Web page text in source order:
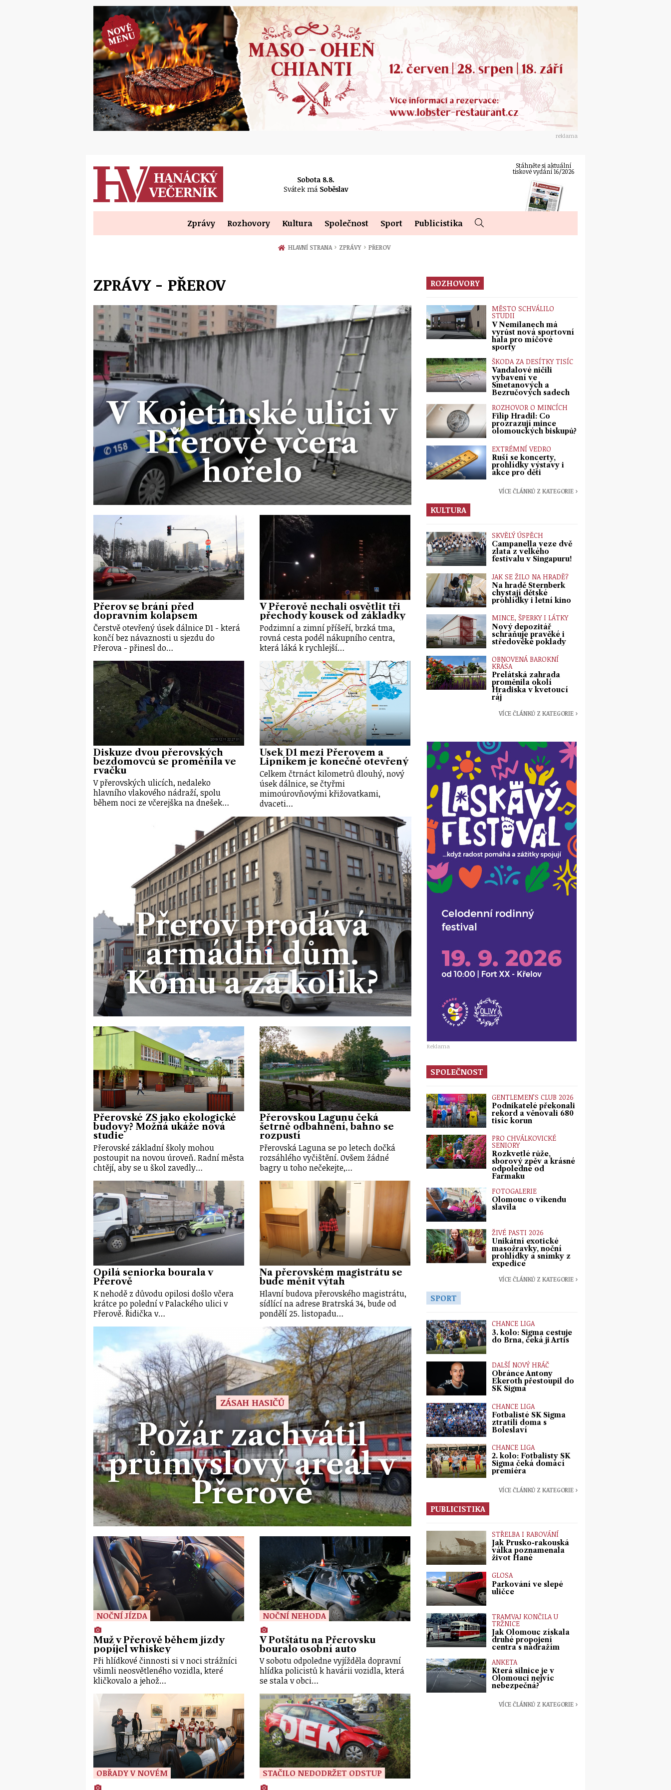
reklama
Sobota 8.8.
Svátek má Soběslav
Stáhněte si aktuální
tiskové vydání 16/2026
Zprávy Rozhovory Kultura Společnost Sport Publicistika
HLAVNÍ STRANA › ZPRÁVY › PŘEROV
ZPRÁVY - PŘEROV
V Kojetínské ulici v
Přerově včera
hořelo
Přerov se brání před
dopravním kolapsem
Čerstvě otevřený úsek dálnice D1 - která
končí bez návaznosti u sjezdu do
Přerova - přinesl do…
V Přerově nechali osvětlit tři
přechody kousek od základky
Podzimní a zimní příšeří, brzká tma,
rovná cesta podél nákupního centra,
která láká k rychlejší…
Diskuze dvou přerovských
bezdomovců se proměnila ve
rvačku
V přerovských ulicích, nedaleko
hlavního vlakového nádraží, spolu
během noci ze včerejška na dnešek…
Úsek D1 mezi Přerovem a
Lipníkem je konečně otevřený
Celkem čtrnáct kilometrů dlouhý, nový
úsek dálnice, se čtyřmi
mimoúrovňovými křižovatkami,
dvaceti…
Přerov prodává
armádní dům.
Komu a za kolik?
Přerovské ZŠ jako ekologické
budovy? Možná ukáže nová
studie
Přerovské základní školy mohou
postoupit na novou úroveň. Radní města
chtějí, aby se u škol zavedly…
Přerovskou Lagunu čeká
šetrně odbahnění, bahno se
rozpustí
Přerovská Laguna se po letech dočká
rozsáhlého vyčištění. Ovšem žádné
bagry u toho nečekejte,…
Opilá seniorka bourala v
Přerově
K nehodě z důvodu opilosi došlo včera
krátce po polední v Palackého ulici v
Přerově. Řidička v…
Na přerovském magistrátu se
bude měnit výtah
Hlavní budova přerovského magistrátu,
sídlící na adrese Bratrská 34, bude od
pondělí 25. listopadu…
ZÁSAH HASIČŮ
Požár zachvátil
průmyslový areál v
Přerově
NOČNÍ JÍZDA
Muž v Přerově během jízdy
popíjel whiskey
Při hlídkové činnosti si v noci strážníci
všimli neosvětleného vozidla, které
kličkovalo a jehož…
NOČNÍ NEHODA
V Potštátu na Přerovsku
bouralo osobní auto
V sobotu odpoledne vyjížděla dopravní
hlídka policistů k havárii vozidla, která
se stala v obci…
OBŘADY V NOVÉM STAČILO NEDODRŽET ODSTUP
ROZHOVORY
MĚSTO SCHVÁLILO
STUDII
V Nemilanech má
vyrůst nová sportovní
hala pro míčové
sporty
ŠKODA ZA DESÍTKY TISÍC
Vandalové ničili
vybavení ve
Smetanových a
Bezručových sadech
ROZHOVOR O MINCÍCH
Filip Hradil: Co
prozrazují mince
olomouckých biskupů?
EXTRÉMNÍ VEDRO
Ruší se koncerty,
prohlídky výstavy i
akce pro děti
VÍCE ČLÁNKŮ Z KATEGORIE ›
KULTURA
SKVĚLÝ ÚSPĚCH
Campanella veze dvě
zlata z velkého
festivalu v Singapuru!
JAK SE ŽILO NA HRADĚ?
Na hradě Šternberk
chystají dětské
prohlídky i letní kino
MINCE, ŠPERKY I LÁTKY
Nový depozitář
schraňuje pravěké i
středověké poklady
OBNOVENÁ BAROKNÍ
KRÁSA
Prelátská zahrada
proměnila okolí
Hradiska v kvetoucí
ráj
VÍCE ČLÁNKŮ Z KATEGORIE ›
Reklama
SPOLEČNOST
GENTLEMEN’S CLUB 2026
Podnikatelé překonali
rekord a věnovali 680
tisíc korun
PRO CHVÁLKOVICKÉ
SENIORY
Rozkvetlé růže,
sborový zpěv a krásné
odpoledne od
Farmaku
FOTOGALERIE
Olomouc o víkendu
slavila
ŽIVÉ PASTI 2026
Unikátní exotické
masožravky, noční
prohlídky a snímky z
expedice
VÍCE ČLÁNKŮ Z KATEGORIE ›
SPORT
CHANCE LIGA
3. kolo: Sigma cestuje
do Brna, čeká ji Artis
DALŠÍ NOVÝ HRÁČ
Obránce Antony
Ekeroth přestoupil do
SK Sigma
CHANCE LIGA
Fotbalisté SK Sigma
ztratili doma s
Boleslaví
CHANCE LIGA
2. kolo: Fotbalisty SK
Sigma čeká domácí
premiéra
VÍCE ČLÁNKŮ Z KATEGORIE ›
PUBLICISTIKA
STŘELBA I RABOVÁNÍ
Jak Prusko-rakouská
válka poznamenala
život Hané
GLOSA
Parkování ve slepé
uličce
TRAMVAJ KONČILA U
TRŽNICE
Jak Olomouc získala
druhé propojení
centra s nádražím
ANKETA
Která silnice je v
Olomouci nejvíc
nebezpečná?
VÍCE ČLÁNKŮ Z KATEGORIE ›